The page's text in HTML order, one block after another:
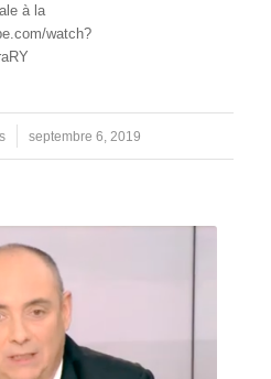
à la
watch?
septembre 6, 2019